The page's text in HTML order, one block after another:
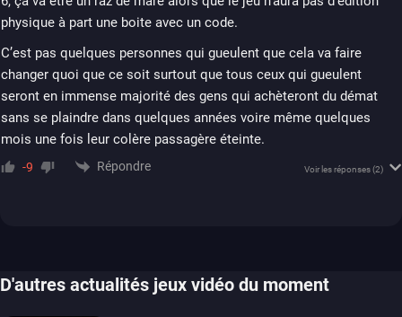
physique à part une boite avec un code.
C’est pas quelques personnes qui gueulent que cela va faire
changer quoi que ce soit surtout que tous ceux qui gueulent
seront en immense majorité des gens qui achèteront du démat
sans se plaindre dans quelques années voire même quelques
mois une fois leur colère passagère éteinte.
-9 Répondre Voir les réponses(2)
D'autres actualités jeux vidéo du moment